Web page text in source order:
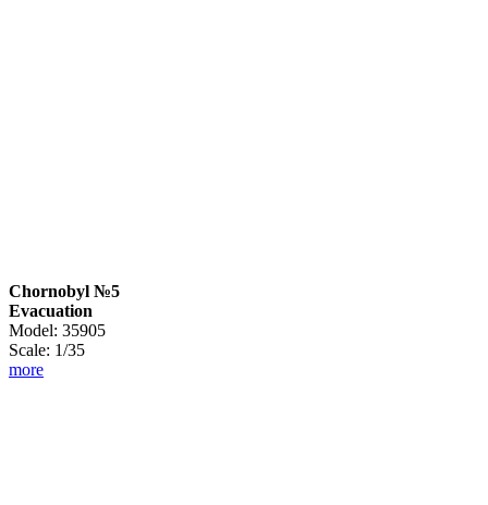
Chornobyl №5
Evacuation
Model: 35905
Scale: 1/35
more